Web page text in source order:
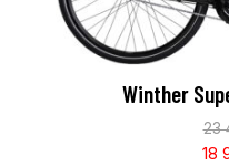
Winther
23
18